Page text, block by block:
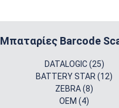
Μπαταρίες Barcode
DATALOGIC (25)
BATTERY STAR (12)
ZEBRA (8)
OEM (4)